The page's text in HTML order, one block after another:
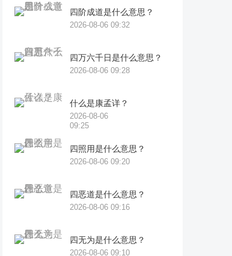
四阶成道是什么意思？
2026-08-06 09:32
四万六千日是什么意思？
2026-08-06 09:28
什么是康孟详？
2026-08-06
09:25
四照用是什么意思？
2026-08-06 09:20
四恶道是什么意思？
2026-08-06 09:16
四无为是什么意思？
2026-08-06 09:10